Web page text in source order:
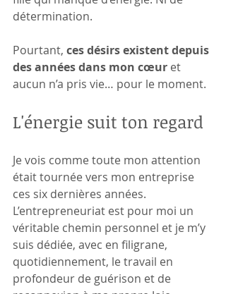
détermination.
Pourtant, ces désirs existent depuis
des années dans mon cœur et
aucun n’a pris vie… pour le moment.
L'énergie suit ton regard
Je vois comme toute mon attention
était tournée vers mon entreprise
ces six dernières années.
L’entrepreneuriat est pour moi un
véritable chemin personnel et je m’y
suis dédiée, avec en filigrane,
quotidiennement, le travail en
profondeur de guérison et de